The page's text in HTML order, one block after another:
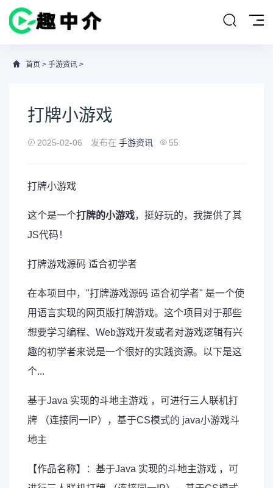
首页 > 手游资讯 >
打牌小游戏
2025-02-06 发布在 手游资讯 55
打牌小游戏
这个是一个打牌的小游戏，挺好玩的，我提供了其
JS代码！
打牌游戏源码 适合初学者
在本项目中，"打牌游戏源码 适合初学者" 是一个使
用语言实现的网页版打牌游戏。这个项目对于那些
想要学习编程、Web游戏开发或者对游戏逻辑有兴
趣的初学者来说是一个很好的实践资源。以下是这
个...
基于Java 实现的斗地主游戏 ，可进行三人联机打
牌 （连接同一IP），基于CS模式的 java小游戏斗
地主
【作品名称】：基于Java 实现的斗地主游戏 ，可